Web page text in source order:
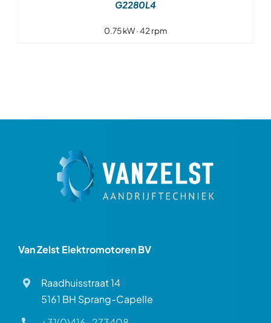
G2280L4
0.75 kW · 42 rpm
Van Zelst Elektromotoren BV
Raadhuisstraat 14
5161 BH Sprang-Capelle